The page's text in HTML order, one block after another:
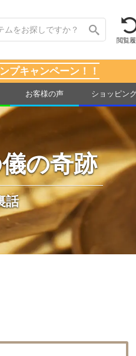
閲覧
プキャンペーン！！
お客様の声 ショッピン
の奇跡
話